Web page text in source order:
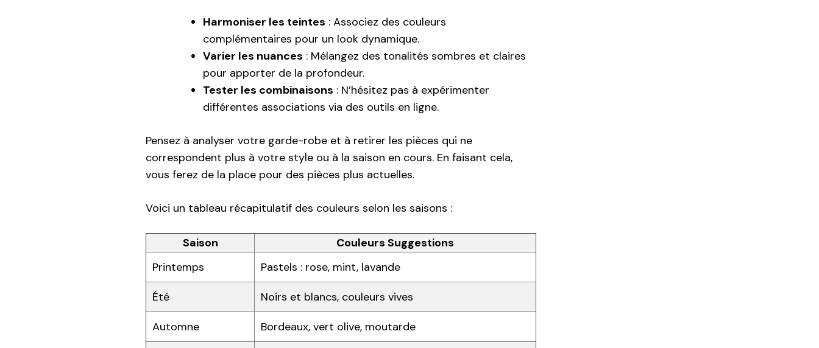
Harmoniser les teintes : Associez des couleurs
complémentaires pour un look dynamique.
Varier les nuances : Mélangez des tonalités sombres et claires
pour apporter de la profondeur.
Tester les combinaisons : N’hésitez pas à expérimenter
différentes associations via des outils en ligne.
Pensez à analyser votre garde-robe et à retirer les pièces qui ne
correspondent plus à votre style ou à la saison en cours. En faisant cela,
vous ferez de la place pour des pièces plus actuelles.
Voici un tableau récapitulatif des couleurs selon les saisons :
Saison
Couleurs Suggestions
Printemps
Pastels : rose, mint, lavande
Été Noirs et blancs, couleurs vives
Automne Bordeaux, vert olive, moutarde